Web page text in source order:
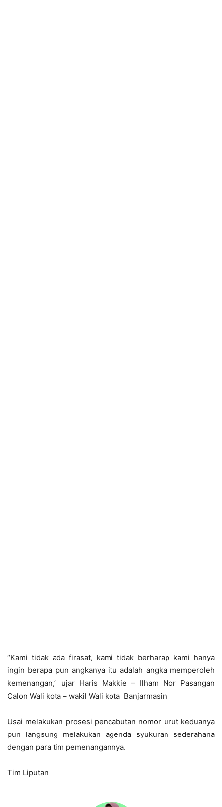
“Kami tidak ada firasat, kami tidak berharap kami hanya
ingin berapa pun angkanya itu adalah angka memperoleh
kemenangan,” ujar Haris Makkie – Ilham Nor Pasangan
Calon Wali kota – wakil Wali kota Banjarmasin
Usai melakukan prosesi pencabutan nomor urut keduanya
pun langsung melakukan agenda syukuran sederahana
dengan para tim pemenangannya.
Tim Liputan